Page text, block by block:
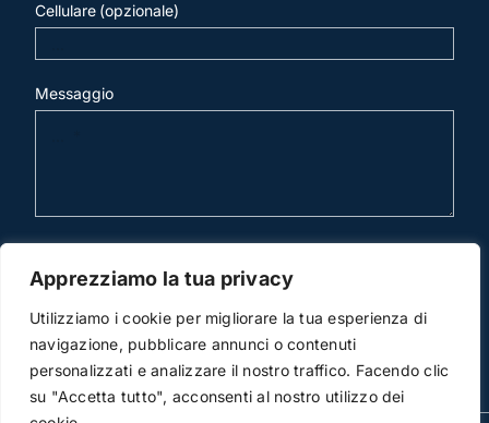
Apprezziamo la tua privacy
Utilizziamo i cookie per migliorare la tua esperienza di
navigazione, pubblicare annunci o contenuti
personalizzati e analizzare il nostro traffico. Facendo clic
su "Accetta tutto", acconsenti al nostro utilizzo dei
Cellulare (opzionale)
Messaggio
invia mail